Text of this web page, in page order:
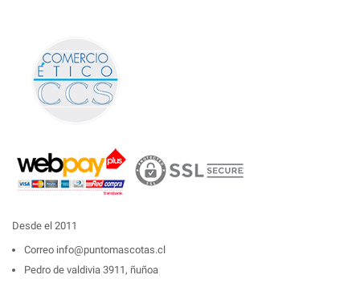
Desde el 2011
Correo info@puntomascotas.cl
Pedro de valdivia 3911, ñuñoa